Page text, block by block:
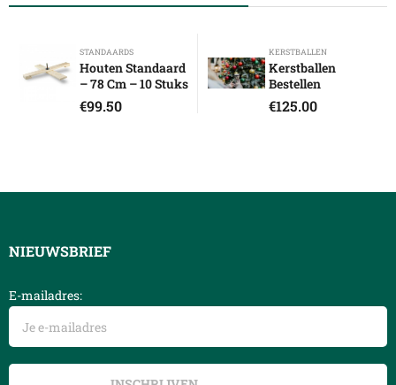
STANDAARDS
Houten Standaard
– 78 Cm – 10 Stuks
€99.50
KERSTBALLEN
Kerstballen
Bestellen
€125.00
NIEUWSBRIEF
E-mailadres: